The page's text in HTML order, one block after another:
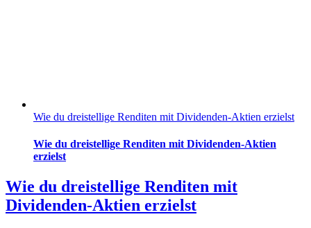
Wie du dreistellige Renditen mit Dividenden-Aktien erzielst
Wie du dreistellige Renditen mit Dividenden-Aktien
erzielst
Wie du dreistellige Renditen mit
Dividenden-Aktien erzielst